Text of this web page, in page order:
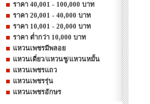
ราคา 40,001 - 100,000 บาท
ราคา 20,001 - 40,000 บาท
ราคา 10,001 - 20,000 บาท
ราคา ต่ำกว่า 10,000 บาท
แหวนเพชรมีพลอย
แหวนเดี่ยว/แหวนชู/แหวนหมั้น
แหวนเพชรแถว
แหวนเพชรรุ่น
แหวนเพชรอักษร